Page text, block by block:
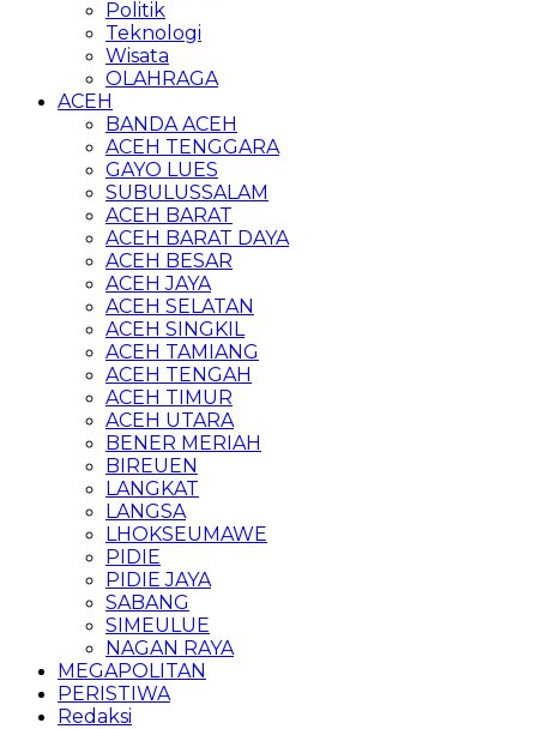
Politik
Teknologi
Wisata
OLAHRAGA
ACEH
BANDA ACEH
ACEH TENGGARA
GAYO LUES
SUBULUSSALAM
ACEH BARAT
ACEH BARAT DAYA
ACEH BESAR
ACEH JAYA
ACEH SELATAN
ACEH SINGKIL
ACEH TAMIANG
ACEH TENGAH
ACEH TIMUR
ACEH UTARA
BENER MERIAH
BIREUEN
LANGKAT
LANGSA
LHOKSEUMAWE
PIDIE
PIDIE JAYA
SABANG
SIMEULUE
NAGAN RAYA
MEGAPOLITAN
PERISTIWA
Redaksi